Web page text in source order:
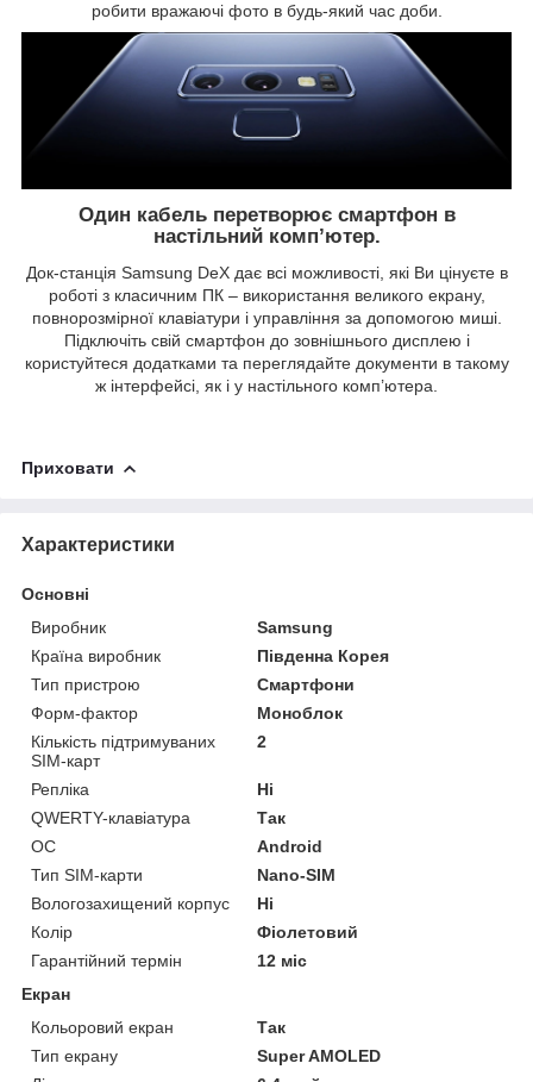
робити вражаючі фото в будь-який час доби.
Один кабель перетворює смартфон в
настільний комп’ютер.
Док-станція Samsung DeX дає всі можливості, які Ви цінуєте в
роботі з класичним ПК – використання великого екрану,
повнорозмірної клавіатури і управління за допомогою миші.
Підключіть свій смартфон до зовнішнього дисплею і
користуйтеся додатками та переглядайте документи в такому
ж інтерфейсі, як і у настільного комп’ютера.
Приховати
Характеристики
Основні
Виробник
Samsung
Країна виробник
Південна Корея
Тип пристрою
Смартфони
Форм-фактор
Моноблок
Кількість підтримуваних
SIM-карт
2
Репліка
Ні
QWERTY-клавіатура
Так
ОС
Android
Тип SIM-карти
Nano-SIM
Вологозахищений корпус
Ні
Колір
Фіолетовий
Гарантійний термін
12 міс
Екран
Кольоровий екран
Так
Тип екрану
Super AMOLED